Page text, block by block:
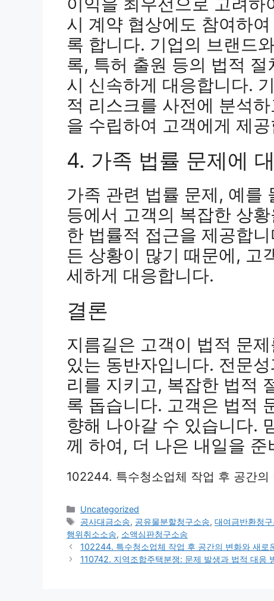
시 계약 협상에도 참여하
록 합니다. 기업의 브랜드
록, 특허 출원 등의 법적
시 신속하게 대응합니다.
적 리스크를 사전에 분석
을 수립하여 고객에게 제
4. 가족 법률 문제에
가족 관련 법률 문제, 예를
등에서 고객의 복잡한 상
한 법률적 접근을 제공합
든 상황이 많기 때문에, 고
세하게 대응합니다.
결론
지름길은 고객이 법적 문
있는 동반자입니다. 전문
리를 지키고, 복잡한 법적
록 돕습니다. 고객은 법적
향해 나아갈 수 있습니다.
께 하여, 더 나은 내일을 준
102244. 특수청소업체 작업 후 공간
Categories
Uncategorized
Tags
공사대금소송, 공유물분할청구소송,대여금반환청
행위취소소송, 소액심판청구소송
102244. 특수청소업체 작업 후 공간의 변화와 새로
110742. 지역조합주택분쟁: 문제 발생과 법적 대응